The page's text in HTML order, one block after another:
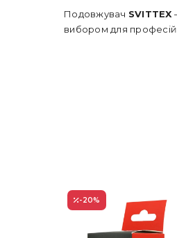
Подовжувач SVITTEX
вибором для
-20%